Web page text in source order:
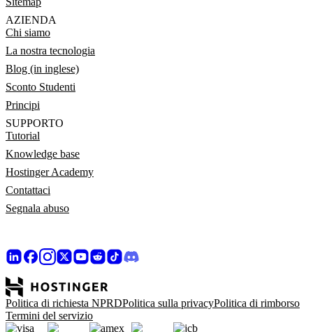
AZIENDA
Chi siamo
La nostra tecnologia
Blog (in inglese)
Sconto Studenti
Principi
SUPPORTO
Tutorial
Knowledge base
Hostinger Academy
Contattaci
Segnala abuso
Politica di richiesta NPRDPolitica sulla privacyPolitica di rimborso
Termini del servizio